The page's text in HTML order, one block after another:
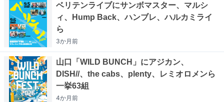
ベリテンライブにサンボマスター、マルシ
ィ、Hump Back、ハンブレ、ハルカミライ
ら
3か月前
山口「WILD BUNCH」にアジカン、
DISH//、the cabs、plenty、レミオロメンら
一挙63組
4か月前